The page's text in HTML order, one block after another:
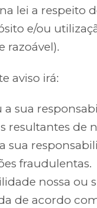
lei a respeito
e/ou
razoável).
aviso irá:
sua
resultantes de
sua
fraudulentas.
nossa ou
de acordo